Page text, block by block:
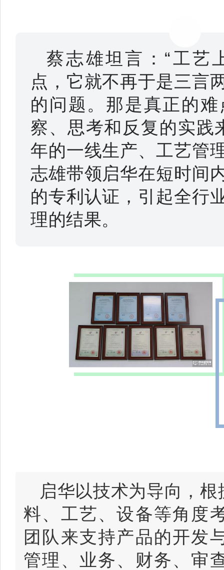
蔡志雄坦言：“工艺
点，它就不再于是三言
的问题。那是真正的
察、思考和反复的实践
年的一线生产、工艺管
志雄带领启华在短时间
的专利认证，引起全行
理的结果。
启华以技术为导向，
料、工艺、设备等角度
团队来支持产品的开发
管理、业务、财务、审